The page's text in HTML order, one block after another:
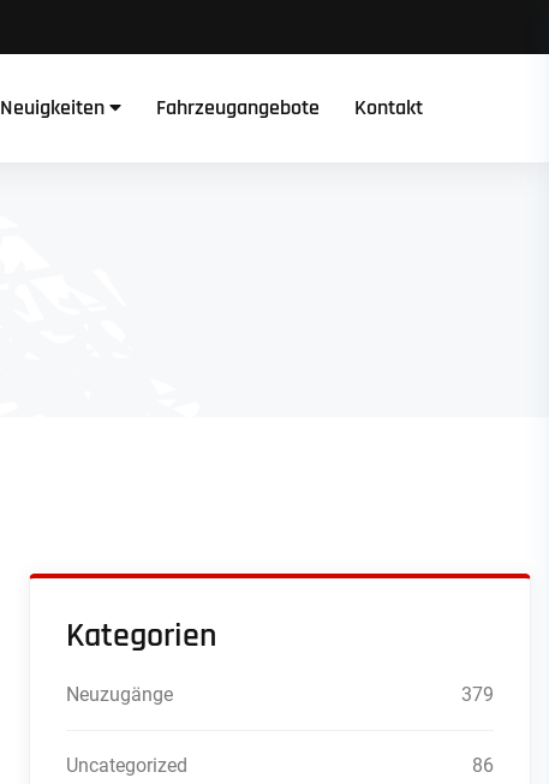
Neuigkeiten Fahrzeugangebote Kontakt
Kategorien
Neuzugänge 379
Uncategorized 86